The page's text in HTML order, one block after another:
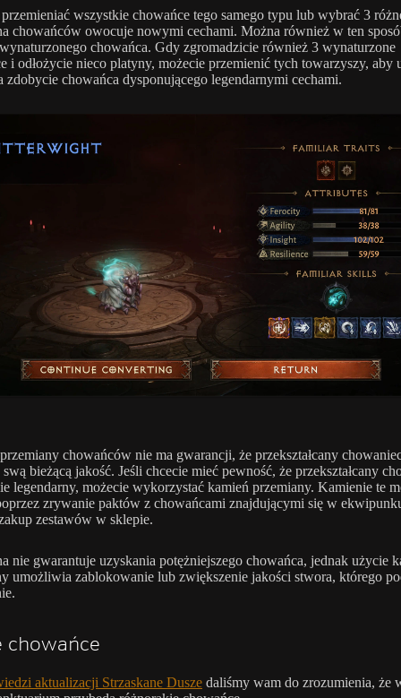
wszystkie chowańce tego samego typu lub wybrać 3
chowańców owocuje nowymi cechami. Można również w ten
chowańca. Gdy zgromadzicie również 3 wynaturzone
i odłożycie nieco platyny, możecie przemienić tych towarzyszy, aby
zdobycie chowańca dysponującego legendarnymi cechami.
chowańców nie ma gwarancji, że przekształcany
bieżącą jakość. Jeśli chcecie mieć pewność, że przekształcany
legendarny, możecie wykorzystać kamień przemiany. Kamienie te
zrywanie paktów z chowańcami znajdującymi się w
zestawów w sklepie.
nie gwarantuje uzyskania potężniejszego chowańca, jednak użycie
umożliwia zablokowanie lub zwiększenie jakości stwora, którego
chowańce
aktualizacji Strzaskane Dusze daliśmy wam do zrozumienia, że